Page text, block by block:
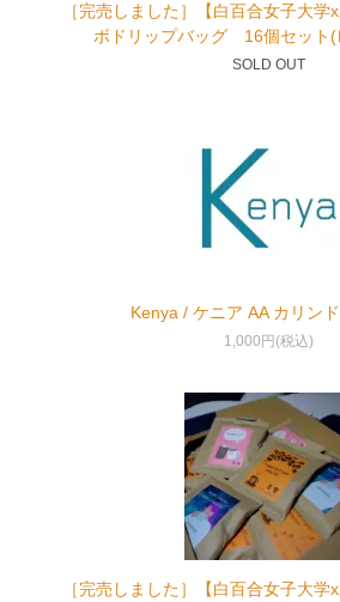
［完売しました］【白百合女子大学
ボドリップバッグ 16個セット(
SOLD OUT
Kenya / ケニア AA カリン
1,000円(税込)
［完売しました］【白百合女子大学